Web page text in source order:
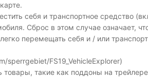
себя и транспортное средство
Сброс в этом случае означает,
перемещать себя и / или
sperrgebiet/FS19_VehicleExplorer)
такие как поддоны на